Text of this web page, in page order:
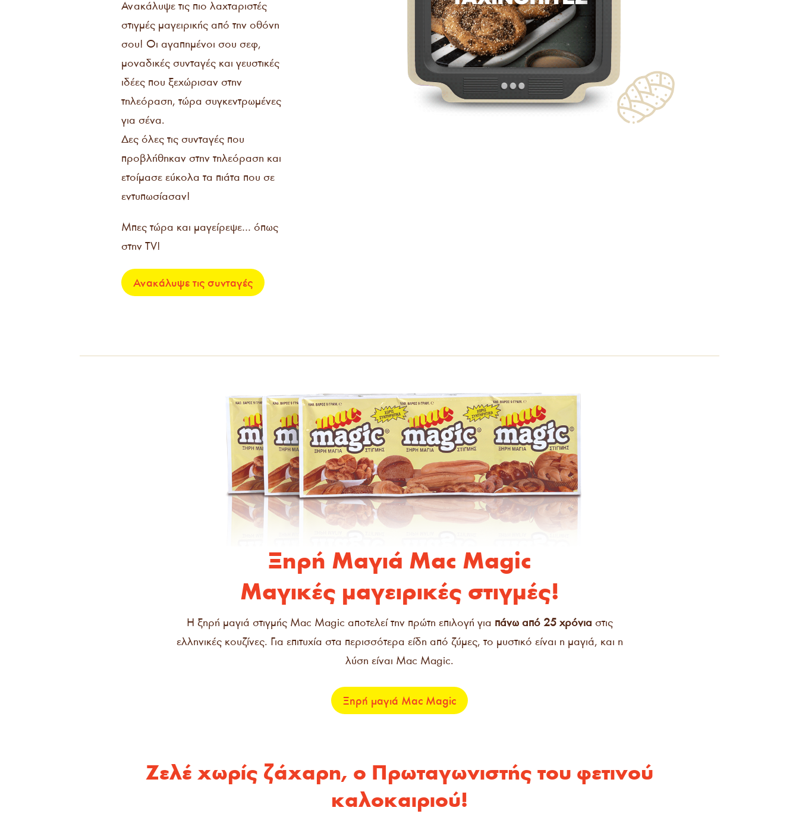
Ανακάλυψε τις πιο λαχταριστές
στιγμές μαγειρικής από την οθόνη
σου! Οι αγαπημένοι σου σεφ,
μοναδικές συνταγές και γευστικές
ιδέες που ξεχώρισαν στην
τηλεόραση, τώρα συγκεντρωμένες
για σένα.
Δες όλες τις συνταγές που
προβλήθηκαν στην τηλεόραση και
ετοίμασε εύκολα τα πιάτα που σε
εντυπωσίασαν!
Μπες τώρα και μαγείρεψε… όπως
στην TV!
Ανακάλυψε τις συνταγές
Ξηρή Μαγιά Mac Magic
Μαγικές μαγειρικές στιγμές!
Η ξηρή μαγιά στιγμής Mac Magic αποτελεί την πρώτη επιλογή για πάνω από 25 χρόνια στις
ελληνικές κουζίνες. Για επιτυχία στα περισσότερα είδη από ζύμες, το μυστικό είναι η μαγιά, και η
λύση είναι Mac Magic.
Ξηρή μαγιά Mac Magic
Ζελέ χωρίς ζάχαρη, ο Πρωταγωνιστής του φετινού
καλοκαιριού!